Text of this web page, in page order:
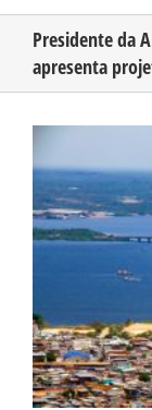
CONHEÇA O
CONTATO
Presidente da
apresenta
Image